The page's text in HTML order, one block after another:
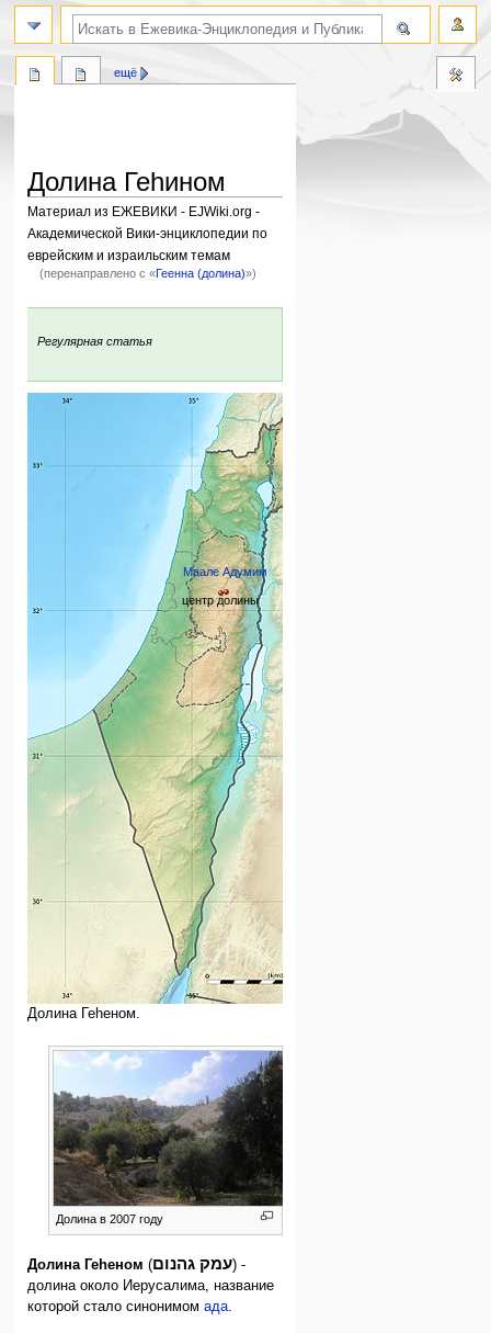
Долина Геhином
Материал из ЕЖЕВИКИ - EJWiki.org -
Академической Вики-энциклопедии по
еврейским и израильским темам
(перенаправлено с «Геенна (долина)»)
Перейти
навигации
Перейти
поиску
Регулярная статья
Маале Адумим
центр долины
Долина Геhеном.
Долина в 2007 году
Долина Геhеном (עמק גהנום) -
долина около Иерусалима, название
которой стало синонимомада.
ещё
поиск по словам